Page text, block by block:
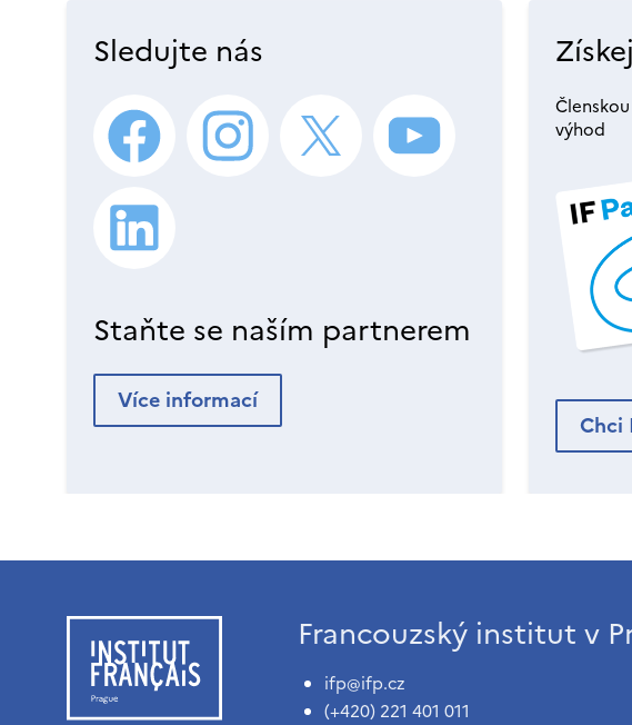
Sledujte nás
Staňte se naším partnerem
Více informací
výhod
Francouzský institut v
ifp@ifp.cz
(+420) 221 401 011